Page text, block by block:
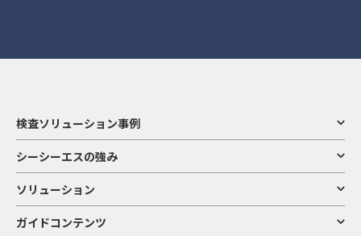
検査ソリューション事例
シーシーエスの強み
ソリューション
ガイドコンテンツ